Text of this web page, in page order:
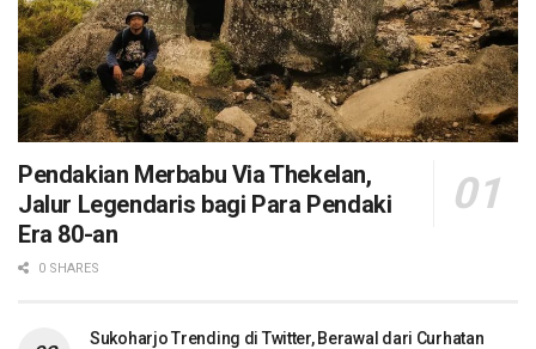
Pendakian Merbabu Via Thekelan,
Jalur Legendaris bagi Para Pendaki
Era 80-an
0 SHARES
Sukoharjo Trending di Twitter, Berawal dari Curhatan